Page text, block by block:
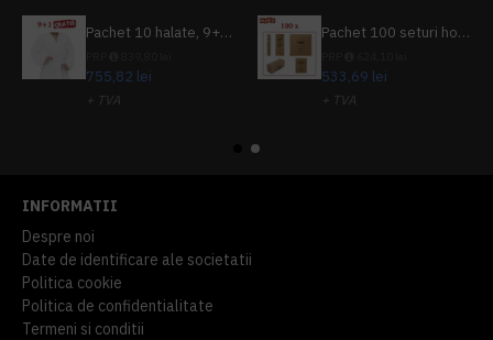
Pachet 10 halate, 9+1 gratuit
755,82 lei
+ TVA
Pachet 100 seturi hoteliere, set dentar, set barbierit, casca de dus, pila unghii, set cusut
533,69 lei
+ TVA
INFORMATII
Despre noi
Date de identificare ale societatii
Politica cookie
Politica de confidentialitate
Termeni si conditii